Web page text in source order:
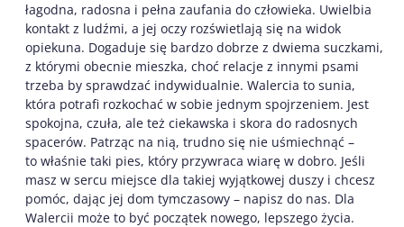
łagodna, radosna i pełna zaufania do człowieka. Uwielbia
kontakt z ludźmi, a jej oczy rozświetlają się na widok
opiekuna. Dogaduje się bardzo dobrze z dwiema suczkami,
z którymi obecnie mieszka, choć relacje z innymi psami
trzeba by sprawdzać indywidualnie. Walercia to sunia,
która potrafi rozkochać w sobie jednym spojrzeniem. Jest
spokojna, czuła, ale też ciekawska i skora do radosnych
spacerów. Patrząc na nią, trudno się nie uśmiechnąć –
to właśnie taki pies, który przywraca wiarę w dobro. Jeśli
masz w sercu miejsce dla takiej wyjątkowej duszy i chcesz
pomóc, dając jej dom tymczasowy – napisz do nas. Dla
Walercii może to być początek nowego, lepszego życia.